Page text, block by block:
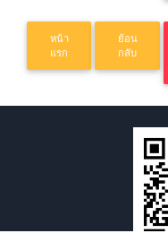
หน้า
แรก
ย้อน
กลับ